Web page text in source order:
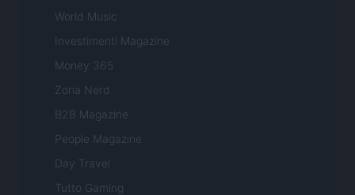
World Music
Investimenti Magazine
Money 365
Zona Nerd
B2B Magazine
People Magazine
Day Travel
Tutto Gaming